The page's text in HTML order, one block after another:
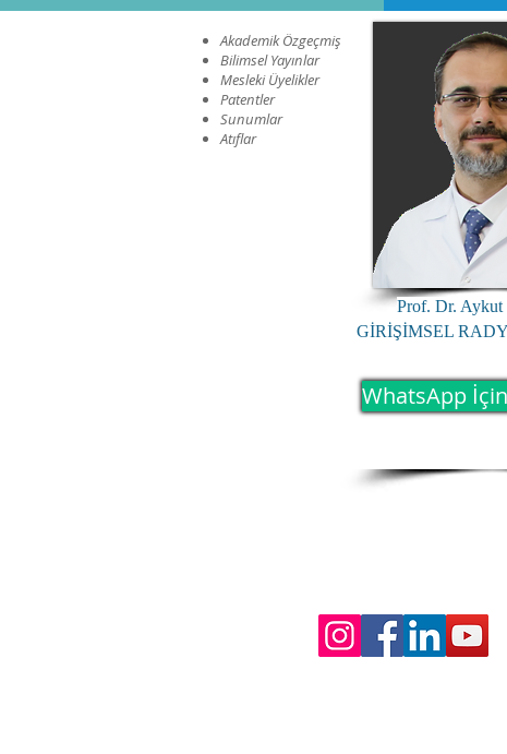
Akademik Özgeçmiş
Bilimsel Yayınlar
Mesleki Üyelikler
Patentler
Sunumlar
Atıflar
Prof. Dr. Aykut
GİRİŞİMSEL
WhatsApp